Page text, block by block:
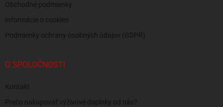
Obchodné podmienky
Informácie o cookies
Podmienky ochrany osobných údajov (GDPR)
O SPOLOČNOSTI
Kontakt
Prečo nakupovať výživové doplnky od nás?